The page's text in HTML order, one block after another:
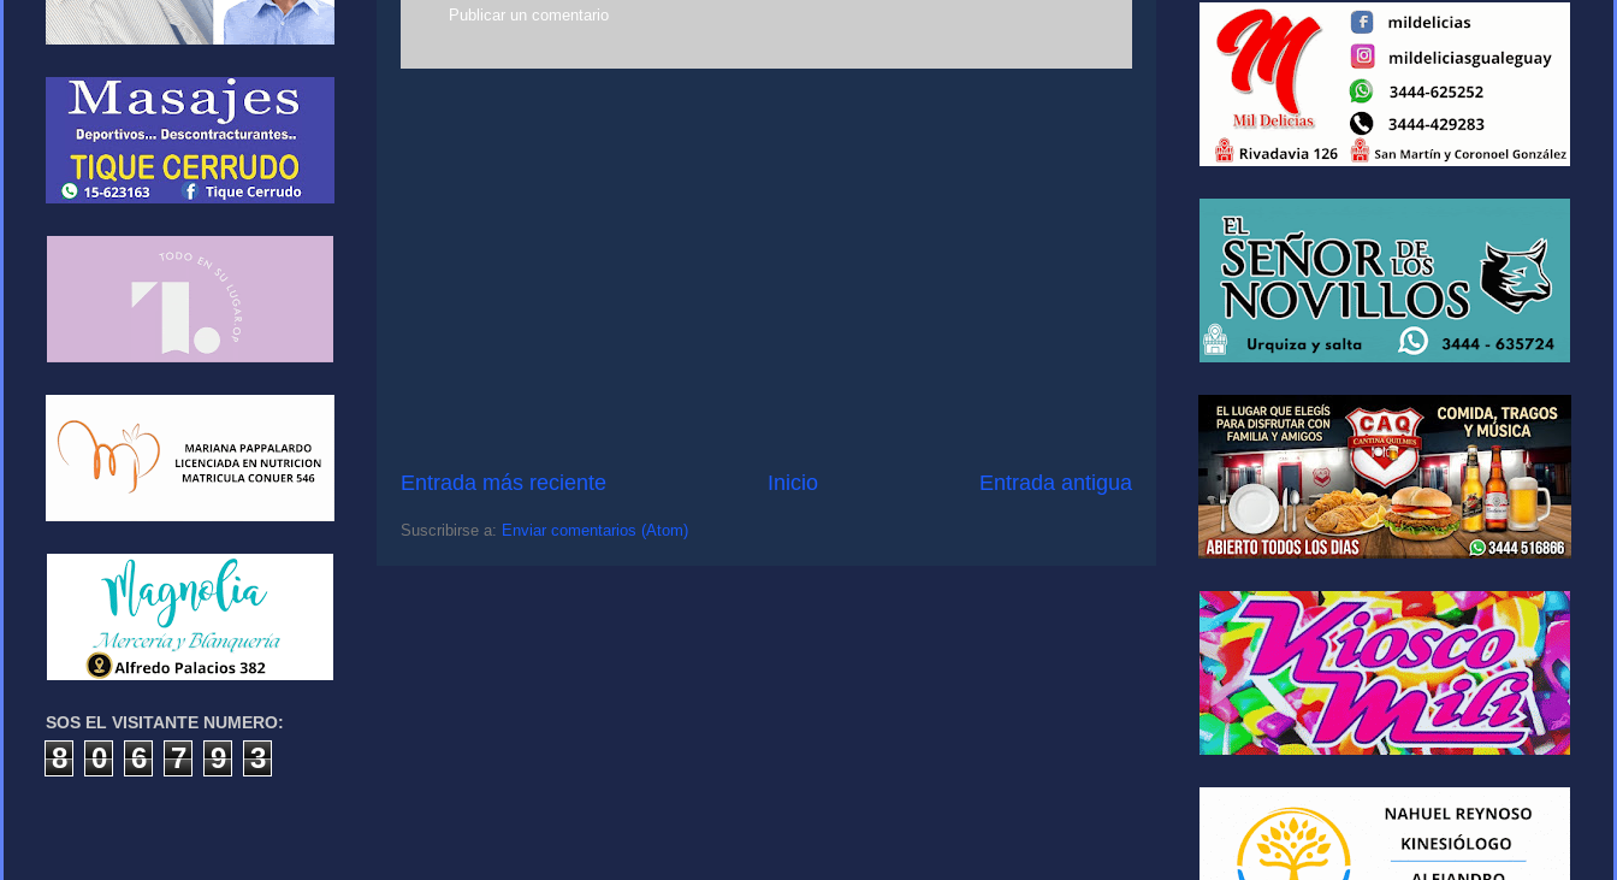
Publicar un comentario
Entrada más reciente Entrada antigua
Inicio
Suscribirse a: Enviar comentarios (Atom)
SOS EL VISITANTE NUMERO:
8 0 6 7 9 3